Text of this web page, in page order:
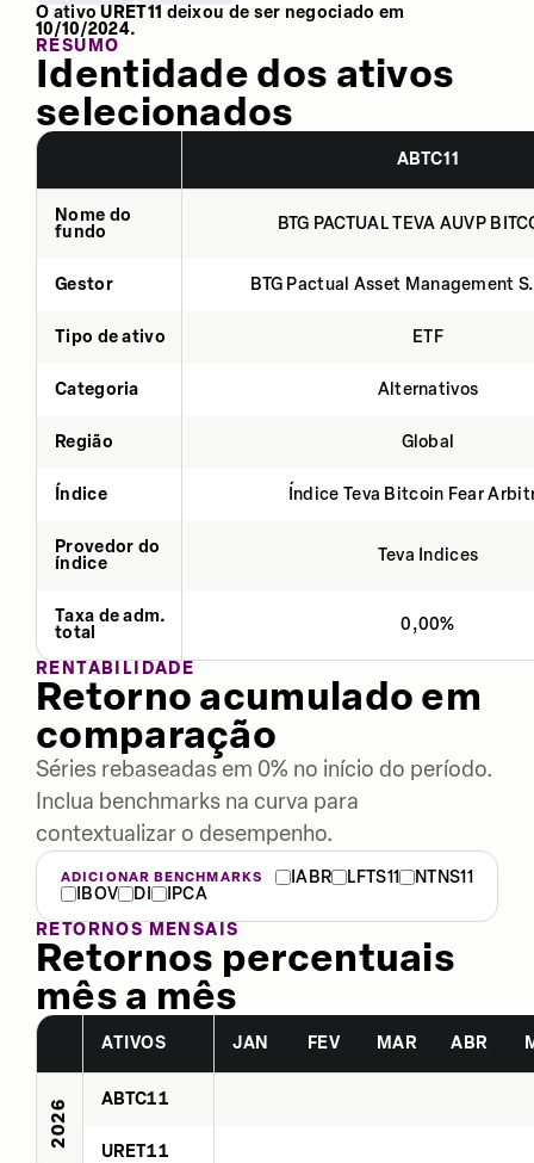
O ativoURET11 deixou de ser negociado em
10/10/2024.
RESUMO
Identidade dos ativos
selecionados
ABTC11
Nome do
fundo
BTG PACTUAL TEVA AUVP
Gestor BTG Pactual Asset Management
Tipo de ativo ETF
Categoria Alternativos
Região Global
Índice Índice Teva Bitcoin Fear
Provedor do
índice
Teva Indices
Taxa de adm.
total
0,00%
RENTABILIDADE
Retorno acumulado em
comparação
Séries rebaseadas em 0% no início do período.
Inclua benchmarks na curva para
contextualizar o desempenho.
ADICIONAR BENCHMARKS IABR LFTS11
NTNS11
IBOV
DI
IPCA
RETORNOS MENSAIS
Retornos percentuais
mês a mês
ATIVOS JAN FEV MAR ABR
2026 ABTC11
URET11